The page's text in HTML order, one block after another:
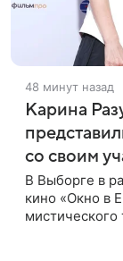
48 минут назад
Карина
со своим
В Выборге в
кино «Окно в